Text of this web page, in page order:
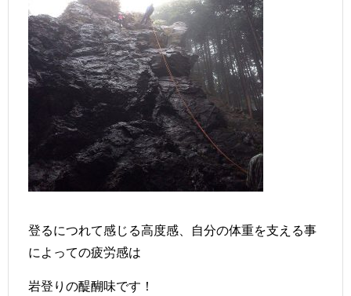
登るにつれて感じる高度感、自分の体重を支える事
によっての疲労感は
岩登りの醍醐味です！